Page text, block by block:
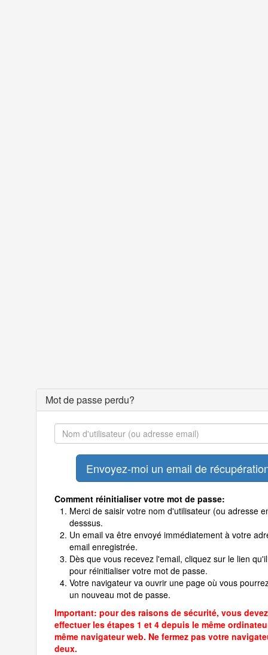
Mot de passe perdu?
Comment réinitialiser votre mot de passe:
Merci de saisir votre nom d'utilisateur (ou adresse
desssus.
Un email va être envoyé immédiatement à votre
email enregistrée.
Dès que vous recevez l'email, cliquez sur le lien
pour réinitialiser votre mot de passe.
Votre navigateur va ouvrir une page où vous
un nouveau mot de passe.
Important: pour des raisons de sécurité, vous devez
effectuer les étapes 1 et 4 depuis le même
même navigateur web. Ne fermez pas votre
deux.